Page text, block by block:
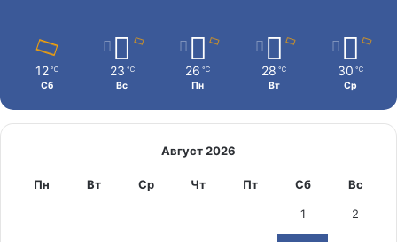
12 ℃
Сб
23 ℃
Вс
26 ℃
Пн
28 ℃
Вт
30 ℃
Ср
Август 2026
Пн Вт Ср Чт Пт Сб Вс
1 2